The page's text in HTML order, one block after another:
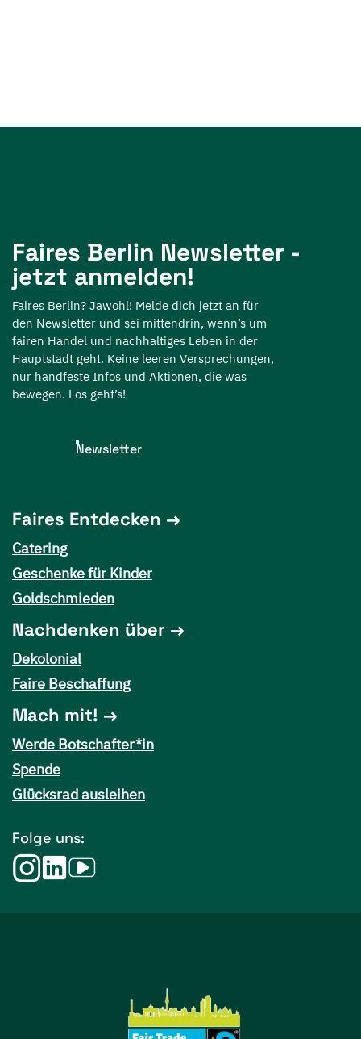
Faires Berlin Newsletter -
jetzt anmelden!
Faires Berlin? Jawohl! Melde dich jetzt an für
den Newsletter und sei mittendrin, wenn’s um
fairen Handel und nachhaltiges Leben in der
Hauptstadt geht. Keine leeren Versprechungen,
nur handfeste Infos und Aktionen, die was
bewegen. Los geht’s!
Newsletter
Faires Entdecken
Catering
Geschenke für Kinder
Goldschmieden
Nachdenken über
Dekolonial
Faire Beschaffung
Mach mit!
Werde Botschafter*in
Spende
Glücksrad ausleihen
Folge uns: